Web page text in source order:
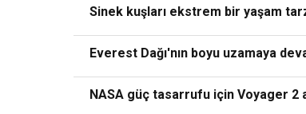
Sinek kuşları ekstrem bir yaşam
Everest Dağı'nın boyu uzamaya
NASA güç tasarrufu için Voyager 2